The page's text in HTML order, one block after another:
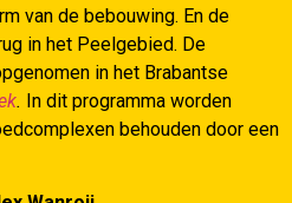
van de bebouwing. En de
in het Peelgebied. De
in het Brabantse
. In dit programma worden
behouden door een